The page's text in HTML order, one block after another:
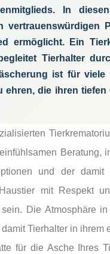
In
ermöglicht. Ein
Tierhalter
ist für
ehren, die ihren
Beratung,
und der
mit Respekt
Die Atmosphäre
Tierhalter in
für die Asche Ihres